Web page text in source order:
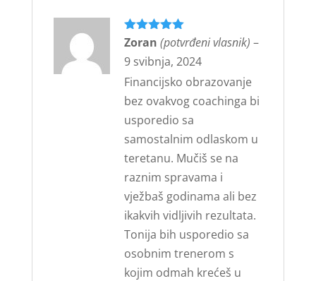
Ocijenjeno5
Zoran (potvrđeni vlasnik) –
9 svibnja, 2024
Financijsko obrazovanje
bez ovakvog coachinga bi
usporedio sa
samostalnim odlaskom u
teretanu. Mučiš se na
raznim spravama i
vježbaš godinama ali bez
ikakvih vidljivih rezultata.
Tonija bih usporedio sa
osobnim trenerom s
kojim odmah krećeš u